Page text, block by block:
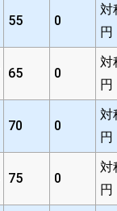
55 0
対
円
65 0
対
円
70 0
対
円
75 0
対
円